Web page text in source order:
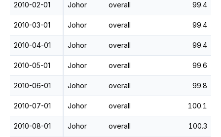
2010-02-01 Johor overall 99.4
2010-03-01 Johor overall 99.4
2010-04-01 Johor overall 99.4
2010-05-01 Johor overall 99.6
2010-06-01 Johor overall 99.8
2010-07-01 Johor overall 100.1
2010-08-01 Johor overall 100.3